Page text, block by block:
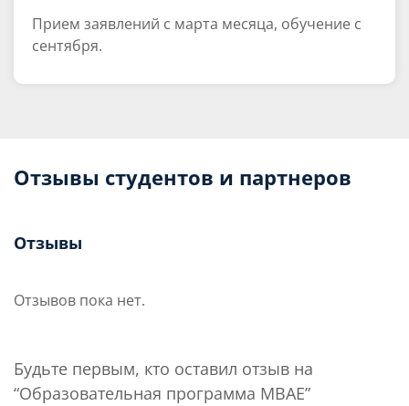
Прием заявлений с марта месяца, обучение с
сентября.
Отзывы студентов и партнеров
Отзывы
Отзывов пока нет.
Будьте первым, кто оставил отзыв на
“Образовательная программа MBAE”